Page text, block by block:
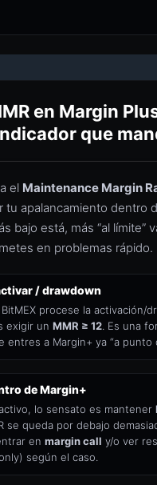
en Margin
que
el Maintenance Margin
tu apalancamiento dentro
bajo está, más “al límite”
en problemas rápido.
/ drawdown
procese la activación/
exigir un MMR ≥ 12. Es una
entres a Margin+ ya “a punto
de Margin+
lo sensato es mantener
se queda por debajo
en margin call y/o ver
según el caso.